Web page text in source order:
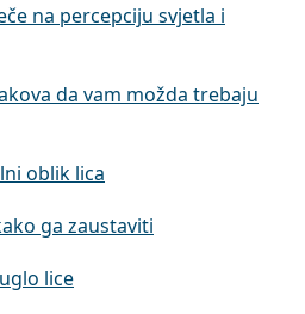
na percepciju svjetla i
da vam možda trebaju
oblik lica
ga zaustaviti
lice